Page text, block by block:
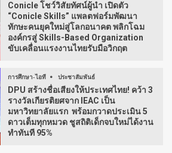
Conicle โชว์วิสัยทัศน์ผู้นำ เปิดตัว
“Conicle Skills” แพลตฟอร์มพัฒนา
ทักษะคนยุคใหม่สู่โลกอนาคต พลิกโฉม
องค์กรสู่ Skills-Based Organization
ขับเคลื่อนแรงงานไทยรับมือวิกฤต
การศึกษา-ไอที ประชาสัมพันธ์
DPU สร้างชื่อเสียงให้ประเทศไทย! คว้า 3
รางวัลเกียรติยศจาก IEAC เป็น
มหาวิทยาลัยแรก พร้อมกวาดประเมิน 5
ดาวเต็มทุกหมวด ชูสถิติเด็กจบใหม่ได้งาน
ทำทันที 95%